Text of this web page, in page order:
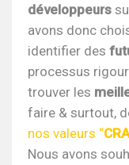
développeurs
avons donc
identifier des
processus
trouver les
faire & surtout,
nos valeurs “
Nous avons